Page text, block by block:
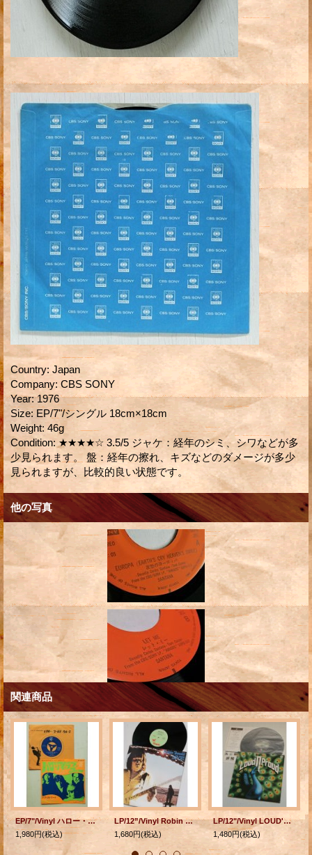
Country: Japan
Company: CBS SONY
Year: 1976
Size: EP/7"/シングル 18cm×18cm
Weight: 46g
Condition: ★★★★☆ 3.5/5 ジャケ：経年のシミ、シワなどが多
少見られます。 盤：経年の擦れ、キズなどのダメージが多少
見られますが、比較的良い状態です。
他の写真
関連商品
EP/7"/Vinyl ハロー・アイ・ラブ・ユー ラブ・ストーリー ザ・ドアーズ (1968) elektra
1,980円(税込)
LP/12”/Vinyl Robin Trower Live! ロビン・トロワー ライブ！ (1976) ライナーノーツ、歌詞カード付/帯なし
1,680円(税込)
LP/12"/Vinyl LOUD'N'PROUD（威光そして栄誉） NAZARETH (ナザレス） (1974) ライナーノーツ（大貫憲章）/歌詞カード付 VERTIGO
1,480円(税込)